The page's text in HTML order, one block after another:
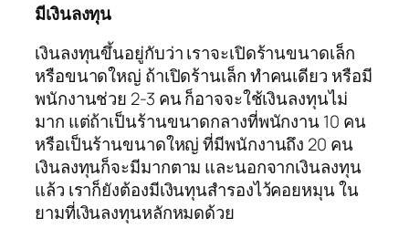
มีเงินลงทุน
เงินลงทุนขึ้นอยู่กับว่า เราจะเปิดร้านขนาดเล็ก
หรือขนาดใหญ่ ถ้าเปิดร้านเล็ก ทำคนเดียว หรือมี
พนักงานช่วย 2-3 คน ก็อาจจะใช้เงินลงทุนไม่
มาก แต่ถ้าเป็นร้านขนาดกลางที่พนักงาน 10 คน
หรือเป็นร้านขนาดใหญ่ ที่มีพนักงานถึง 20 คน
เงินลงทุนก็จะมีมากตาม และนอกจากเงินลงทุน
แล้ว เราก็ยังต้องมีเงินทุนสำรองไว้คอยหมุน ใน
ยามที่เงินลงทุนหลักหมดด้วย